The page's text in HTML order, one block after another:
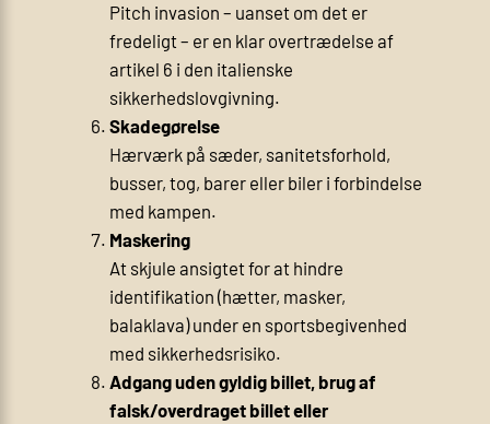
Pitch invasion – uanset om det er
fredeligt – er en klar overtrædelse af
artikel 6 i den italienske
sikkerhedslovgivning.
Skadegørelse
Hærværk på sæder, sanitetsforhold,
busser, tog, barer eller biler i forbindelse
med kampen.
Maskering
At skjule ansigtet for at hindre
identifikation (hætter, masker,
balaklava) under en sportsbegivenhed
med sikkerhedsrisiko.
Adgang uden gyldig billet, brug af
falsk/overdraget billet eller